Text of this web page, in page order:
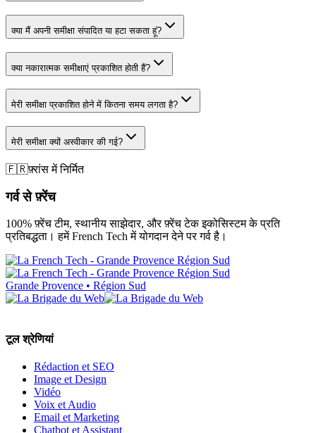
क्या मैं अपनी समीक्षा संपादित या हटा सकता हूं?
क्या नकारात्मक समीक्षाएं प्रकाशित होती हैं?
मेरी समीक्षा प्रकाशित होने में कितना समय लगता है?
मेरी समीक्षा क्यों अस्वीकार की गई?
🇫🇷फ़्रांस में निर्मित
गर्व से फ़्रेंच
100% फ़्रेंच टीम, स्थानीय साझेदार, और फ़्रेंच टेक इकोसिस्टम के प्रति
प्रतिबद्धता। हमें French Tech में योगदान देने पर गर्व है।
Grande Provence • Région Sud
टूल श्रेणियां
Rédaction et SEO
Image et Design
Vidéo
Voix et Audio
Email et Marketing
Chatbot et Assistant